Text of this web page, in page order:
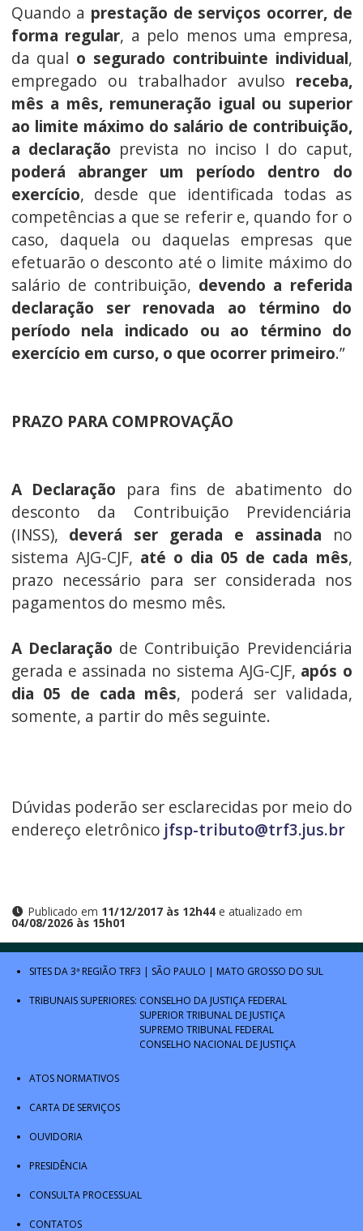
Quando a prestação de serviços ocorrer, de
forma regular, a pelo menos uma empresa,
da qual o segurado contribuinte individual,
empregado ou trabalhador avulso receba,
mês a mês, remuneração igual ou superior
ao limite máximo do salário de contribuição,
a declaração prevista no inciso I do caput,
poderá abranger um período dentro do
exercício, desde que identificada todas as
competências a que se referir e, quando for o
caso, daquela ou daquelas empresas que
efetuarão o desconto até o limite máximo do
salário de contribuição, devendo a referida
declaração ser renovada ao término do
período nela indicado ou ao término do
exercício em curso, o que ocorrer primeiro.”
PRAZO PARA COMPROVAÇÃO
A Declaração para fins de abatimento do
desconto da Contribuição Previdenciária
(INSS), deverá ser gerada e assinada no
sistema AJG-CJF, até o dia 05 de cada mês,
prazo necessário para ser considerada nos
pagamentos do mesmo mês.
A Declaração de Contribuição Previdenciária
gerada e assinada no sistema AJG-CJF, após o
dia 05 de cada mês, poderá ser validada,
somente, a partir do mês seguinte.
Dúvidas poderão ser esclarecidas por meio do
endereço eletrônico jfsp-tributo@trf3.jus.br
Publicado em 11/12/2017 às 12h44e atualizado em
04/08/2026 às 15h01
SITES DA 3ª REGIÃO TRF3 | SÃO PAULO | MATO GROSSO DO SUL
TRIBUNAIS SUPERIORES: CONSELHO DA JUSTIÇA FEDERAL
SUPERIOR TRIBUNAL DE JUSTIÇA
SUPREMO TRIBUNAL FEDERAL
CONSELHO NACIONAL DE JUSTIÇA
ATOS NORMATIVOS
CARTA DE SERVIÇOS
OUVIDORIA
PRESIDÊNCIA
CONSULTA PROCESSUAL
CONTATOS